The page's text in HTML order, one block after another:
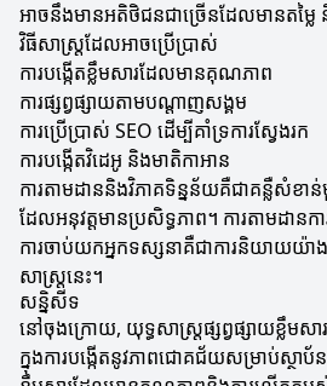
អាចនឹងមានអតិថិជនជាច្រើនដែលមានតម្ល
វិធីសាស្ត្រដែលអាចប្រើប្រាស់
ការបង្កើតខ្លឹមសារដែលមានគុណភាព
ការផ្សព្វផ្សាយតាមបណ្តាញសង្គម
ការប្រើប្រាស់ SEO ដើម្បីគាំទ្រការស្វែងរក
ការបង្កើតវិដេអូ និងមាតិកាអាន
ការតាមដាននិងវិភាគទិន្នន័យគឺជាគន្លឺសំខា
ដែលអនុវត្តមានប្រសិទ្ធភាព។ ការតាមដា
ការចាប់យកអ្នកទស្សនាគឺជាការនិយាយយ៉ា
សាស្ត្រនេះ។
សន្និសីទ
នៅចុងក្រោយ, យុទ្ធសាស្ត្រផ្សព្វផ្សាយខ្លឹ
ក្នុងការបង្កើតនូវភាពជោគជ័យសម្រាប់ស្ថាប័ន